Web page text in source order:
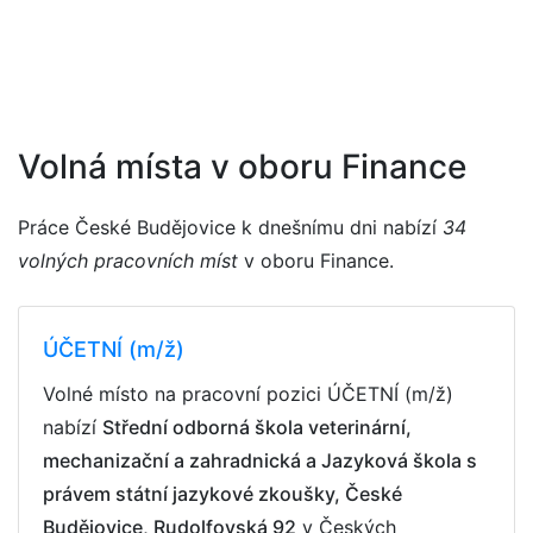
Volná místa v oboru Finance
Práce České Budějovice k dnešnímu dni nabízí 34
volných pracovních míst v oboru Finance.
ÚČETNÍ (m/ž)
Volné místo na pracovní pozici ÚČETNÍ (m/ž)
nabízí Střední odborná škola veterinární,
mechanizační a zahradnická a Jazyková škola s
právem státní jazykové zkoušky, České
Budějovice, Rudolfovská 92 v Českých